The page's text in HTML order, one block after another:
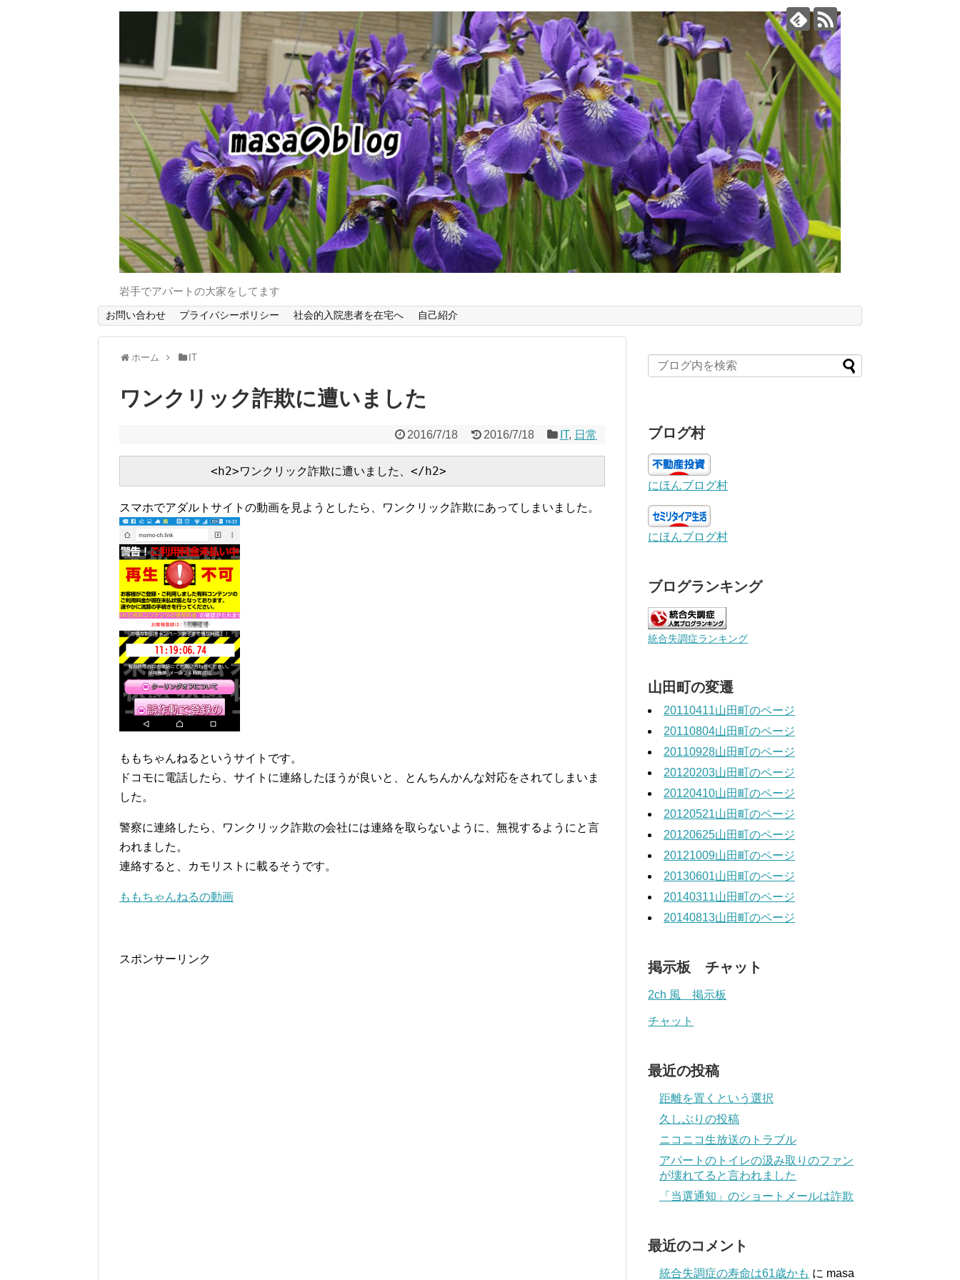
岩手でアパートの大家をしてます
お問い合わせ プライバシーポリシー 社会的入院患者を在宅へ 自己紹介
ホーム IT
ワンクリック詐欺に遭いました
2016/7/18 2016/7/18 IT, 日常
スマホでアダルトサイトの動画を見ようとしたら、ワンクリック詐欺にあってしまいました。
ももちゃんねるというサイトです。
ドコモに電話したら、サイトに連絡したほうが良いと、とんちんかんな対応をされてしまいま
した。
警察に連絡したら、ワンクリック詐欺の会社には連絡を取らないように、無視するようにと言
われました。
連絡すると、カモリストに載るそうです。
ももちゃんねるの動画
スポンサーリンク
ブログ村
にほんブログ村
にほんブログ村
ブログランキング
統合失調症ランキング
山田町の変遷
20110411山田町のページ
20110804山田町のページ
20110928山田町のページ
20120203山田町のページ
20120410山田町のページ
20120521山田町のページ
20120625山田町のページ
20121009山田町のページ
20130601山田町のページ
20140311山田町のページ
20140813山田町のページ
掲示板 チャット
2ch 風 掲示板
チャット
最近の投稿
距離を置くという選択
久しぶりの投稿
ニコニコ生放送のトラブル
アパートのトイレの汲み取りのファン
が壊れてると言われました
「当選通知」のショートメールは詐欺
最近のコメント
統合失調症の寿命は61歳かも に masa